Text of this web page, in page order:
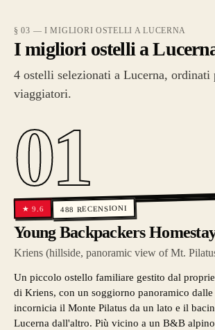
§ 03 — I MIGLIORI OSTELLI A LUCERNA
I migliori ostelli a
4 ostelli selezionati a Lucerna, ordinati
viaggiatori.
01
★9.6 488 RECENSIONI
Young Backpackers
Kriens (hillside, panoramic view of Mt.
Un piccolo ostello familiare gestito dal
di Kriens, con un soggiorno panoramico
incornicia il Monte Pilatus da un lato e il
Lucerna dall'altro. Più vicino a un B&B